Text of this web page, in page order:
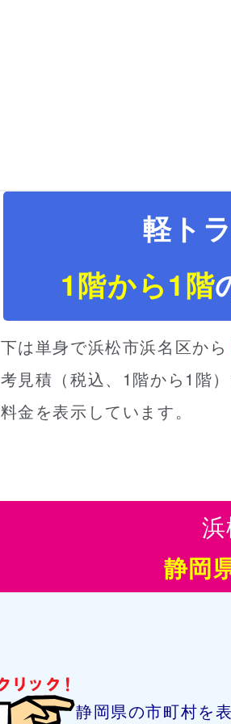
軽ト
1階から1階
下は単身で浜松市浜名区から
考見積（税込、1階から1階）
料金を表示しています。
静岡
静岡県の市町村を